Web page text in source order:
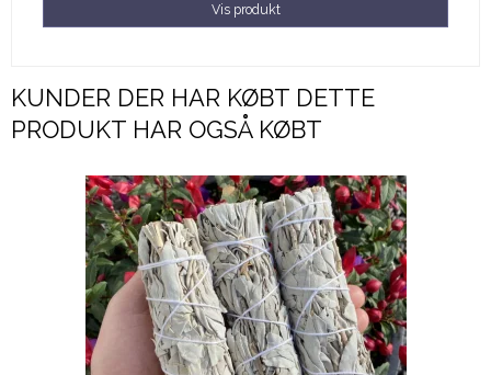
Vis produkt
KUNDER DER HAR KØBT DETTE
PRODUKT HAR OGSÅ KØBT